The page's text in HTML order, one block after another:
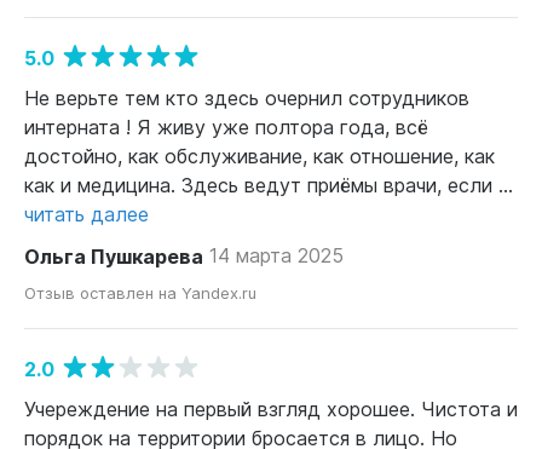
5.0
Не верьте тем кто здесь очернил сотрудников
интерната ! Я живу уже полтора года, всё
достойно, как обслуживание, как отношение, как
как и медицина. Здесь ведут приёмы врачи, если ...
читать далее
Ольга Пушкарева 14 марта 2025
Отзыв оставлен на Yandex.ru
2.0
Учереждение на первый взгляд хорошее. Чистота и
порядок на территории бросается в лицо. Но